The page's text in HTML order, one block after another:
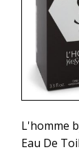
L'homme
Eau De